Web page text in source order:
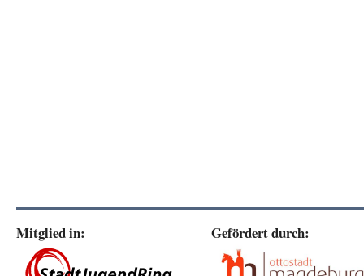
Mitglied in: Gefördert durch: